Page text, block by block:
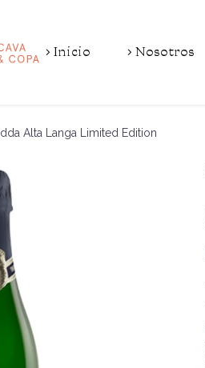
Inicio Nosotros
Alta Langa Limited Edition